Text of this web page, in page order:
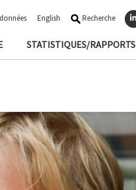
English Recherche
STATISTIQUES/RAPPORTS